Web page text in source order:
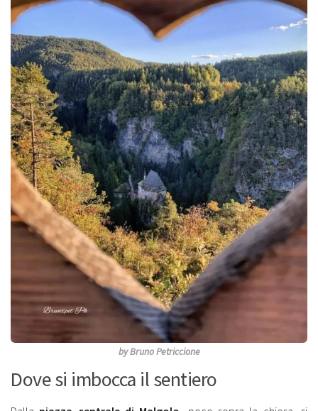
by Bruno Petriccione
Dove si imbocca il sentiero